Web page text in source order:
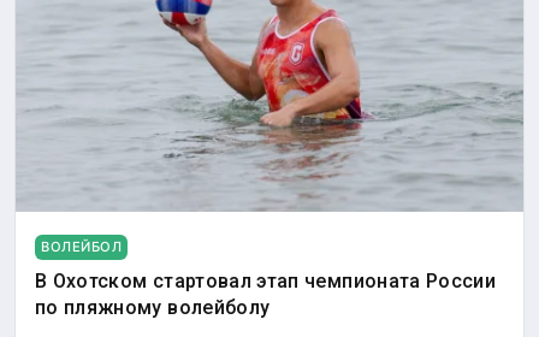
ВОЛЕЙБОЛ
В Охотском стартовал этап чемпионата России
по пляжному волейболу